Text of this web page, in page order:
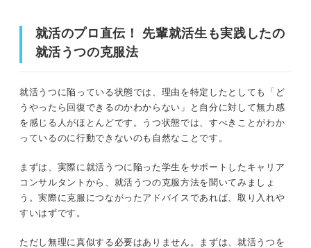
就活のプロ直伝！ 先輩就活生も実践したの
就活うつの克服法
就活うつに陥っている状態では、理由を特定したとしても「ど
うやったら回復できるのかわからない」と自分に対して無力感
を感じる人がほとんどです。うつ状態では、すべきことがわか
っているのに行動できないのも自然なことです。
まずは、実際に就活うつに陥った学生をサポートしたキャリア
コンサルタントから、就活うつの克服方法を聞いてみましょ
う。実際に克服につながったアドバイスであれば、取り入れや
すいはずです。
ただし無理に真似する必要はありません。まずは、就活うつを